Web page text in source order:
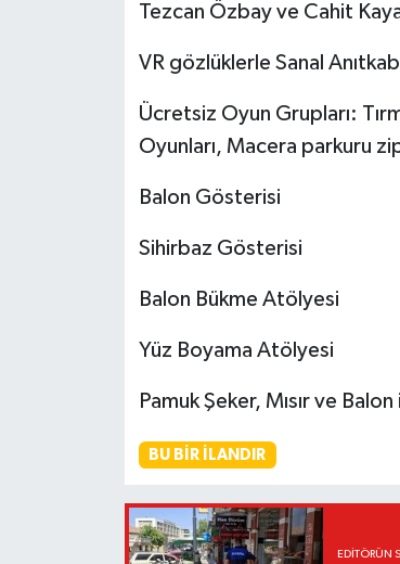
Tezcan Özbay ve Cahit
VR gözlüklerle Sanal
Ücretsiz Oyun Grupları:
Oyunları, Macera parkuru
Balon Gösterisi
Sihirbaz Gösterisi
Balon Bükme Atölyesi
Yüz Boyama Atölyesi
Pamuk Şeker, Mısır ve Balon
BU BIR İLANDIR
EDITÖRÜN